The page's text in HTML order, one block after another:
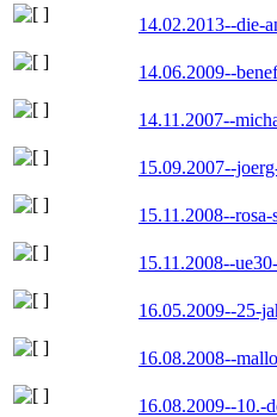
14.02.2013--die-
14.06.2009--
14.11.2007--
15.09.2007--
15.11.2008--
15.11.2008--
16.05.2009--25-
16.08.2008--
16.08.2009--10.-